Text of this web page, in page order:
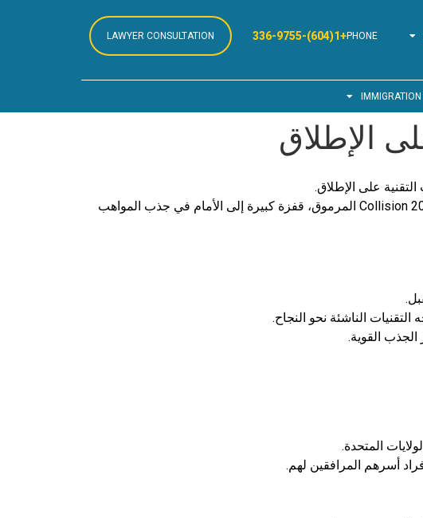
PHONE
+1(604)-336-9755
LAWYER CONSULTATION
الإطلاق
على الإطلاق.
تمثل هذه الاستراتيجية، التي كشف عنها الأونرابل شون فريزر، وزير الهجرة واللاجئين والمواطنة، في مؤتمر Collision 2023 المرموق، قفزة كبيرة إلى الأمام في جذب المواهب
الناشئة نحو النجاح.
القوية.
أسرهم المرافقين لهم.